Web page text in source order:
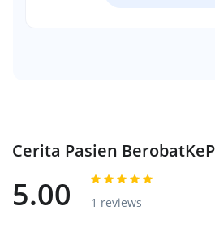
Cerita Pasien
5.00 1 reviews